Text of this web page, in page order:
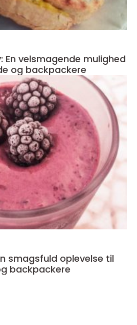
En velsmagende mulighed
og backpackere
smagsfuld oplevelse til
backpackere